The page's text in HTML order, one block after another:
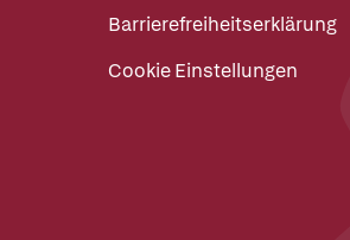
Barrierefreiheitserklärung
Cookie Einstellungen